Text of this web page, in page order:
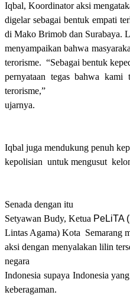
Iqbal, Koordinator aksi
digelar sebagai bentuk empati
di Mako Brimob dan Surabaya.
menyampaikan bahwa
terorisme. “Sebagai bentuk
pernyataan tegas bahwa
terorisme,”
ujarnya.
Iqbal juga mendukung penuh
kepolisian untuk mengusut
Senada dengan itu
Setyawan Budy, Ketua PeLiTA (
Lintas Agama) Kota Semarang
aksi dengan menyalakan lilin
negara
Indonesia supaya Indonesia
keberagaman.